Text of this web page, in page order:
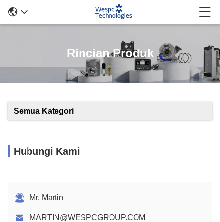
Rincian Produk
Semua Kategori
Hubungi Kami
Mr. Martin
MARTIN@WESPCGROUP.COM